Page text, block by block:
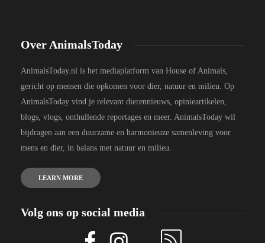
Over AnimalsToday
AnimalsToday.nl is het mediaplatform van House of Animals,
gericht op mensen die opkomen voor dier, natuur en milieu. Op
AnimalsToday vind je relevant dierennieuws, opinieartikelen,
blogs, vlogs, onthullende reportages en meer. AnimalsToday wil
bijdragen aan een duurzame en harmonieuze samenleving voor
mens en dier, in balans met natuur en milieu.
LEARN MORE
Volg ons op social media